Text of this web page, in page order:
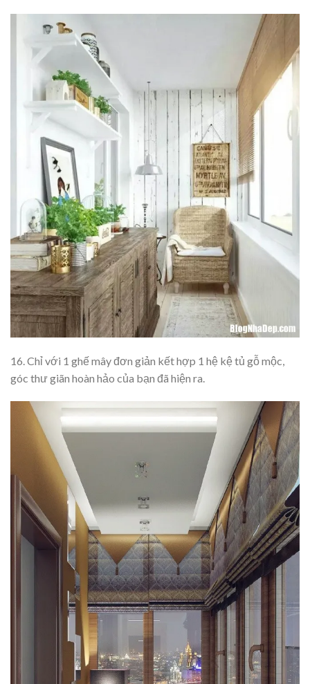
16. Chỉ với 1 ghế mây đơn giản kết hợp 1 hệ kệ tủ gỗ mộc,
góc thư giãn hoàn hảo của bạn đã hiện ra.